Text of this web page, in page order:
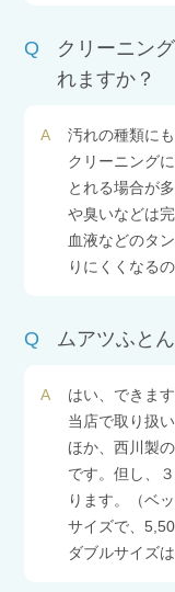
Q
クリーニン
れますか？
A
汚れの種類に
クリーニング
とれる場合が
や臭いなどは
血液などのタ
りにくくなる
Q ムアツふと
A
はい、できま
当店で取り扱
ほか、西川製
です。但し、
ります。（ベ
サイズで、
ダブルサイズ